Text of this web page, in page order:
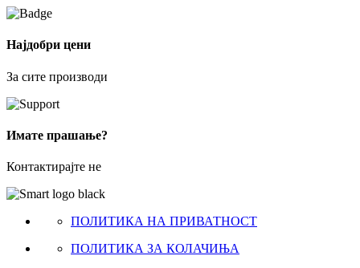
Најдобри цени
За сите производи
Имате прашање?
Контактирајте не
ПОЛИТИКА НА ПРИВАТНОСТ
ПОЛИТИКА ЗА КОЛАЧИЊА